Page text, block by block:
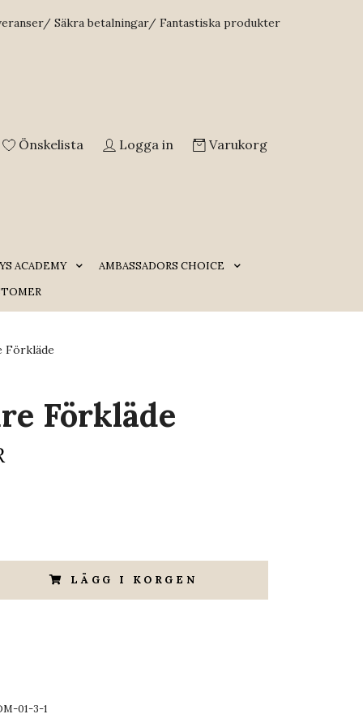
Säkra betalningar/ Fantastiska produkter
Önskelista Logga in Varukorg
ACADEMY
AMBASSADORS CHOICE
Förkläde
LÄGG I KORGEN
01-3-1